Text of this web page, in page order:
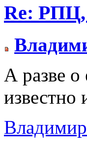
Re: РПЦ,
А разве о
известно